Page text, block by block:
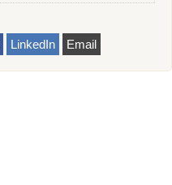
LinkedIn Email